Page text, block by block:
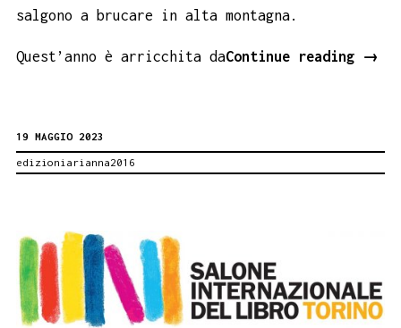
salgono a brucare in alta montagna.
Quest’anno è arricchita daContinue reading
Festa
→
19 MAGGIO 2023
edizioniarianna2016